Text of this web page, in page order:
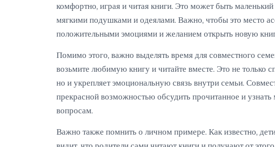
комфортно, играя и читая книги. Это может быть
мягкими подушками и одеялами. Важно, чтобы это место
положительными эмоциями и желанием открыть новую
Помимо этого, важно выделять время для совместного
возьмите любимую книгу и читайте вместе. Это не только
но и укрепляет эмоциональную связь внутри семьи.
прекрасной возможностью обсудить прочитанное и
вопросам.
Важно также помнить о личном примере. Как известно,